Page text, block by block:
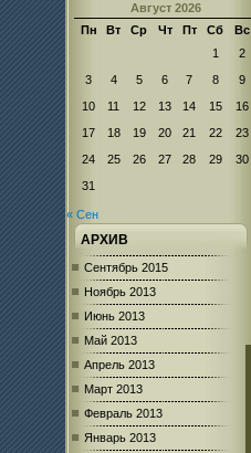
Август 2026
Пн
Вт Ср Чт Пт Сб
Вс
1
2
3
4 5 6 7 8
9
10
11 12 13 14 15
16
17
18 19 20 21 22
23
24
25 26 27 28 29
30
31
« Сен
АРХИВ
Сентябрь 2015
Ноябрь 2013
Июнь 2013
Май 2013
Апрель 2013
Март 2013
Февраль 2013
Январь 2013